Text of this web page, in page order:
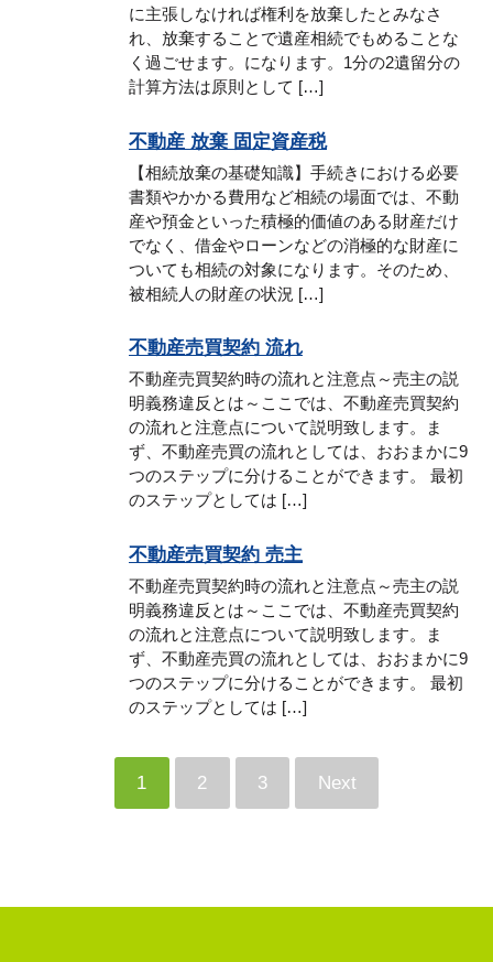
に主張しなければ権利を放棄したとみなさ
れ、放棄することで遺産相続でもめることな
く過ごせます。になります。1分の2遺留分の
計算方法は原則として […]
不動産 放棄 固定資産税
【相続放棄の基礎知識】手続きにおける必要
書類やかかる費用など相続の場面では、不動
産や預金といった積極的価値のある財産だけ
でなく、借金やローンなどの消極的な財産に
ついても相続の対象になります。そのため、
被相続人の財産の状況 […]
不動産売買契約 流れ
不動産売買契約時の流れと注意点～売主の説
明義務違反とは～ここでは、不動産売買契約
の流れと注意点について説明致します。ま
ず、不動産売買の流れとしては、おおまかに9
つのステップに分けることができます。 最初
のステップとしては […]
不動産売買契約 売主
不動産売買契約時の流れと注意点～売主の説
明義務違反とは～ここでは、不動産売買契約
の流れと注意点について説明致します。ま
ず、不動産売買の流れとしては、おおまかに9
つのステップに分けることができます。 最初
のステップとしては […]
1 2 3 Next